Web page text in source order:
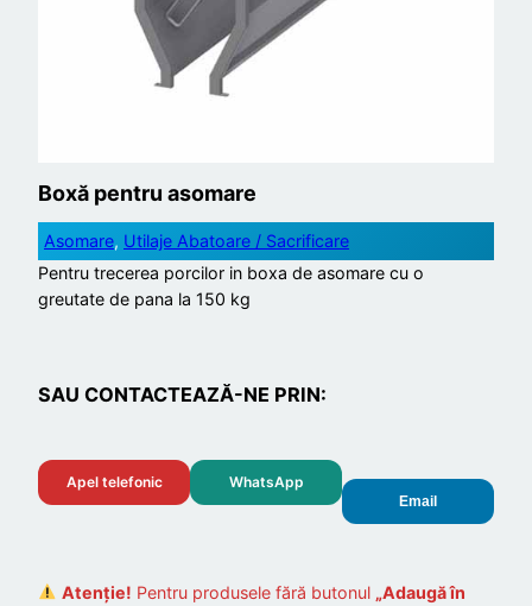
Boxă pentru asomare
Asomare, Utilaje Abatoare / Sacrificare
Pentru trecerea porcilor in boxa de asomare cu o
greutate de pana la 150 kg
SAU CONTACTEAZĂ-NE PRIN:
Apel telefonic WhatsApp
Email
Atenție! Pentru produsele fără butonul „Adaugă în